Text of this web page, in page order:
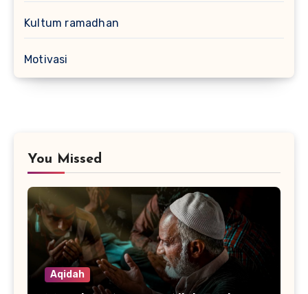
Kultum ramadhan
Motivasi
You Missed
Aqidah